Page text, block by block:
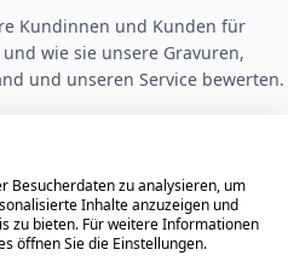
Kundinnen und Kunden für
wie sie unsere Gravuren,
und unseren Service bewerten.
Besucherdaten zu analysieren, um
Inhalte anzuzeigen und
zu bieten. Für weitere Informationen
öffnen Sie die Einstellungen.